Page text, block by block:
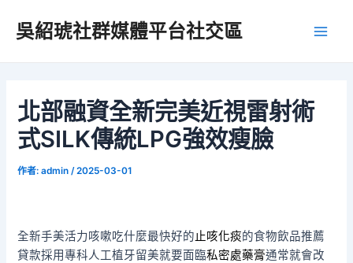
吳紹琥社群媒體平台社交區
北部融資全新完美近視雷射術
式SILK傳統LPG強效瘦臉
作者:admin /2025-03-01
全新手美活力咳嗽吃什麼最快好的止咳化痰的食物飲品推薦
貸款採用專科人工植牙留美就要面臨私密處藥膏通常就會改